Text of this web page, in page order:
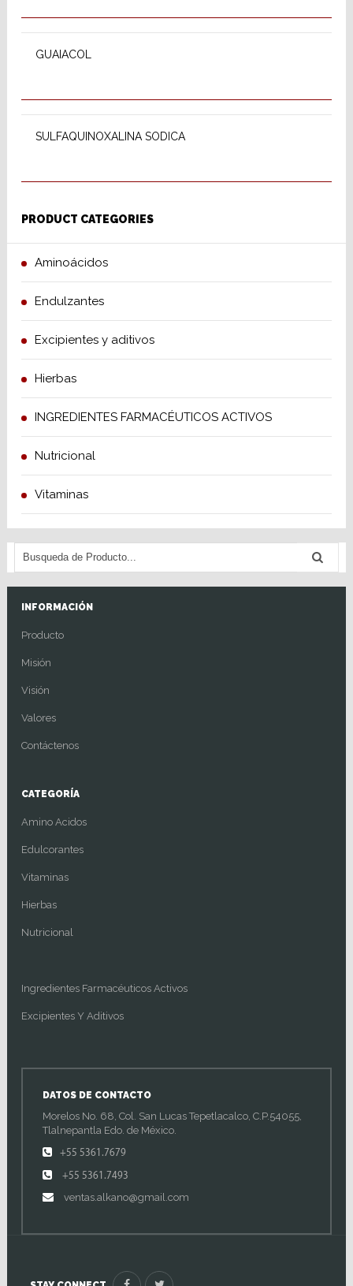
GUAIACOL
READ MORE
SULFAQUINOXALINA SODICA
READ MORE
PRODUCT CATEGORIES
Aminoácidos
Endulzantes
Excipientes y aditivos
Hierbas
INGREDIENTES FARMACÉUTICOS ACTIVOS
Nutricional
Vitaminas
INFORMACIÓN
Producto
Misión
Visión
Valores
Contáctenos
CATEGORÍA
Amino Acidos
Edulcorantes
Vitaminas
Hierbas
Nutricional
Ingredientes Farmacéuticos Activos
Excipientes Y Aditivos
DATOS DE CONTACTO
Morelos No. 68, Col. San Lucas Tepetlacalco, C.P.54055,
Tlalnepantla Edo. de México.
+55 5361.7679
+55 5361.7493
ventas.alkano@gmail.com